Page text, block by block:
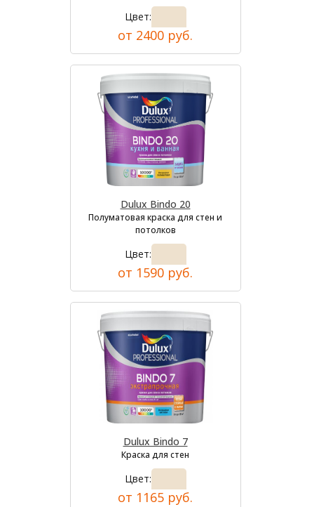
Цвет:
от 2400 руб.
Dulux Bindo 20
Полуматовая краска для стен и
потолков
Цвет:
от 1590 руб.
Dulux Bindo 7
Краска для стен
Цвет:
от 1165 руб.